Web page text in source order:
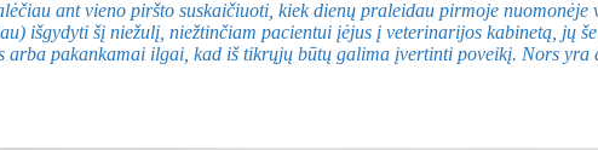
ant vieno piršto suskaičiuoti, kiek dienų praleidau pirmoje
išgydyti šį niežulį, niežtinčiam pacientui įėjus į veterinarijos kabinetą, jų
pakankamai ilgai, kad iš tikrųjų būtų galima įvertinti poveikį. Nors